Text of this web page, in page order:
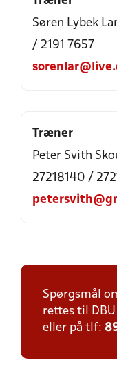
Søren Lybek
/ 2191 7657
Træner
Peter Svith
27218140 /
Spørgsmål
rettes til
eller på tlf: